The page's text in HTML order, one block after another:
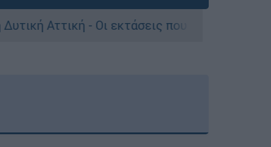
- Οι εκτάσεις που κάηκαν και η